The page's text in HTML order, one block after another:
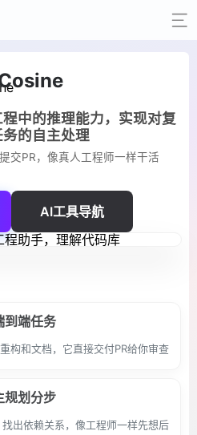
中的推理能力，实现对复
的自主处理
交PR，像真人工程师一样干活
AI工具导航
到端任务
构和文档，它直接交付PR给你审查
规划分步
出依赖关系，像工程师一样先想后